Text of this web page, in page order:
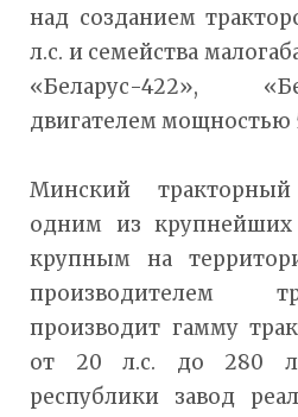
над созданием
л.с. и семейства
«Беларус-422»,
двигателем мощностью
Минский
одним из
крупным на
производителем
производит гамму
от 20 л.с. до 280
республики завод